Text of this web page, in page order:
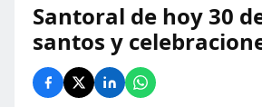
Santoral de hoy 30
santos y